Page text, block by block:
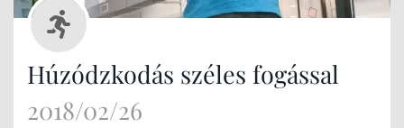
Húzódzkodás széles fogással
2018/02/26